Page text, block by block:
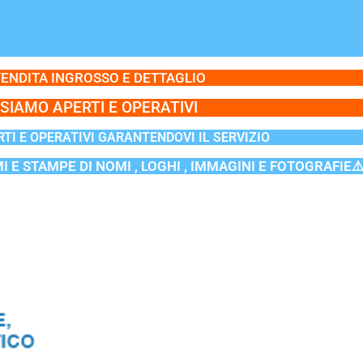
INGROSSO E DETTAGLIO
SIAMO APERTI E OPERATIVI
E OPERATIVI GARANTENDOVI IL SERVIZIO
E STAMPE DI NOMI , LOGHI , IMMAGINI E